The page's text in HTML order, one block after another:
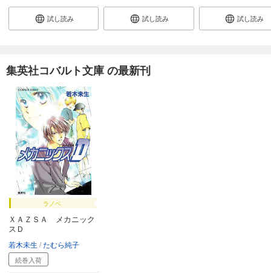
炎の蜃気楼36 耀変黙示録ＶＩI ―濁破の章―
炎の蜃気楼37 革命の鐘は鳴る
506円 (税込)
あらすじを表示する
炎の蜃気楼38 阿修羅の前髪
506円 (税込)
試し読み 試し読み 試し読み
集英社コバルト文庫 の最新刊
ラノベ
ＸＡＺＳＡ メカニック
スＤ
若木未生 たむら純子
続巻入荷